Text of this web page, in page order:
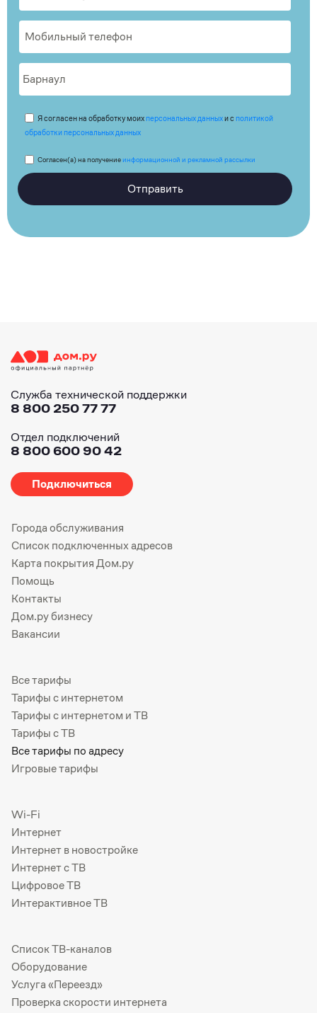
Я согласен на обработку моих персональных данныхи с политикой
обработки персональных данных
Согласен(а) на получениеинформационной и рекламной рассылки
Отправить
Служба технической поддержки
8 800 250 77 77
Отдел подключений
8 800 600 90 42
Подключиться
Города обслуживания
Список подключенных адресов
Карта покрытия Дом.ру
Помощь
Контакты
Дом.ру бизнесу
Вакансии
Все тарифы
Тарифы с интернетом
Тарифы с интернетом и ТВ
Тарифы с ТВ
Все тарифы по адресу
Игровые тарифы
Wi-Fi
Интернет
Интернет в новостройке
Интернет с ТВ
Цифровое ТВ
Интерактивное ТВ
Список ТВ-каналов
Оборудование
Услуга «Переезд»
Проверка скорости интернета